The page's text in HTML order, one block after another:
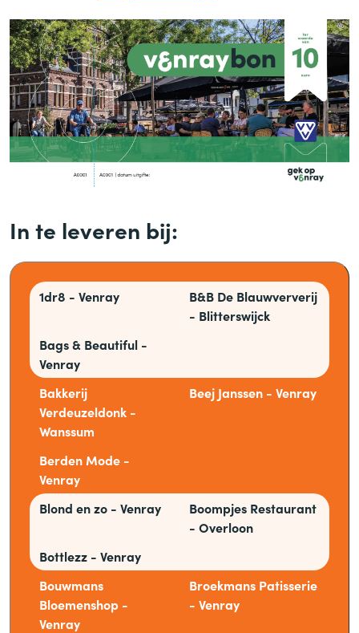
In te leveren bij:
1dr8 - Venray B&B De Blauwververij
- Blitterswijck
Bags& Beautiful -
Venray
Bakkerij
Verdeuzeldonk -
Wanssum
Beej Janssen - Venray
Berden Mode -
Venray
Blond en zo - Venray
Boompjes Restaurant
- Overloon
Bottlezz - Venray
Bouwmans
Bloemenshop -
Venray
Broekmans Patisserie
- Venray